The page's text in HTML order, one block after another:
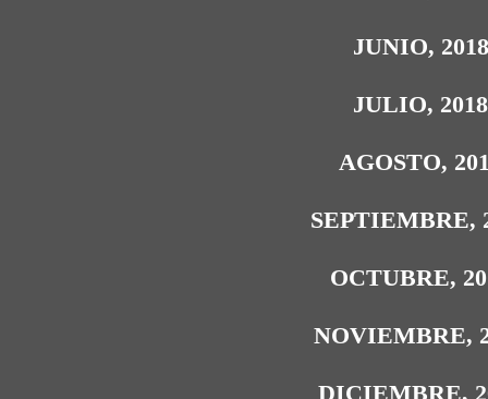
JUNIO, 2018
JULIO, 2018
AGOSTO,
SEPTIEMBRE,
OCTUBRE,
NOVIEMBRE,
DICIEMBRE,